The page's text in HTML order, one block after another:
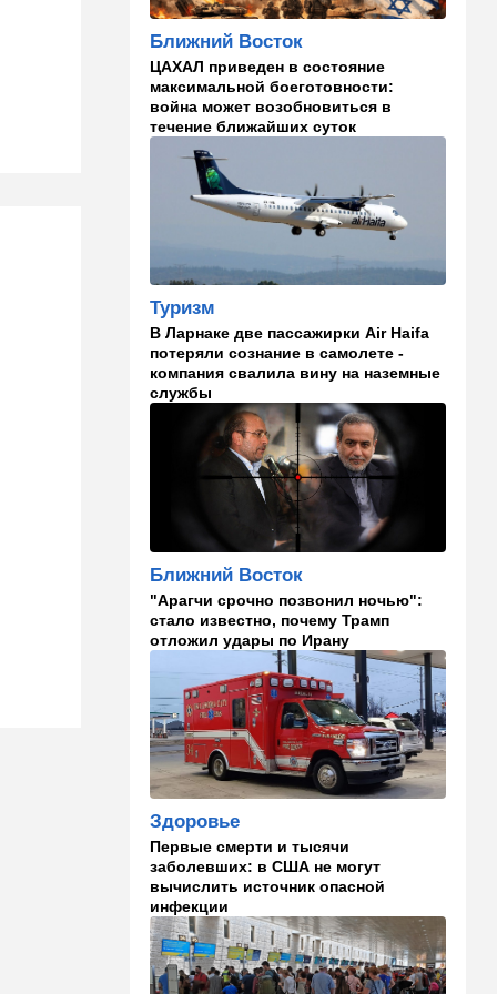
19:30 Транспорт
Пожилой водитель и
погибшая Диана: появилась
видеосъемка автобусного
ДТП в Ашкелоне
Транспорт
Подарок к праздникам:
американские авиалинии
снова летят в Израиль
Мнения
В Японии пока не приняты
какие-либо новые решения
18:18 Ближний Восток
Вашингтон нажал на паузу:
США настойчиво попросили
Израиль сбавить обороты в
Ливане
Культура
30 лет российско-
израильскому альманаху
еврейской культуры
17:47 Израиль
На маленьком плоту: отдых
на Кинерете едва не
закончился трагедией
17:26 Израиль
Отставить панику: в Тель-
Авиве все спокойно
16:46 Ближний Восток
Человек-невидимка: в
высших эшелонах власти
Ирана поползли тревожные
слухи
16:20 Общество
Помогите найти: пропала
Ближний Восток
ЦАХАЛ приведен в состояние
максимальной боеготовности:
война может возобновиться в
течение ближайших суток
Туризм
В Ларнаке две пассажирки Air Haifa
потеряли сознание в самолете -
компания свалила вину на наземные
службы
Ближний Восток
"Арагчи срочно позвонил ночью":
стало известно, почему Трамп
отложил удары по Ирану
Здоровье
Первые смерти и тысячи
заболевших: в США не могут
вычислить источник опасной
инфекции